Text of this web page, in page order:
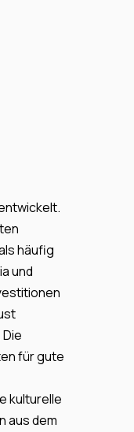
häufig
und
für gute
kulturelle
aus dem